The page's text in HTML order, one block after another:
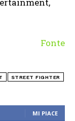
MI PIACE
Fonte
STREET FIGHTER